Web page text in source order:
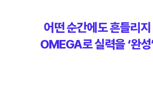
어떤 순간에도 흔들리
OMEGA로 실력을 ‘완성